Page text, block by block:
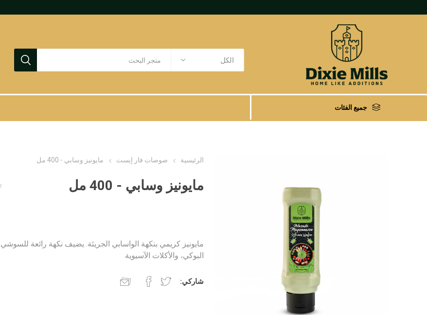
جميع الفئات
الرئيسية صوصات فار إيست مايونيز وسابي - 400 مل
مايونيز وسابي - 400 مل
مايونيز كريمي بنكهة الواسابي الجريئة. يضيف نكهة رائعة
البوكي، والأكلات الآسيوية
شاركي: